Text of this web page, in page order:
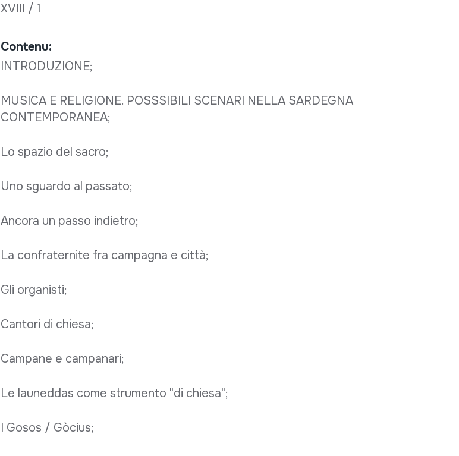
XVIII / 1
Contenu:
INTRODUZIONE;
MUSICA E RELIGIONE. POSSSIBILI SCENARI NELLA SARDEGNA
CONTEMPORANEA;
Lo spazio del sacro;
Uno sguardo al passato;
Ancora un passo indietro;
La confraternite fra campagna e città;
Gli organisti;
Cantori di chiesa;
Campane e campanari;
Le launeddas come strumento "di chiesa";
I Gosos / Gòcius;